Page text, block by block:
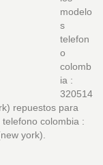
modelo
s
telefon
o
colomb
ia :
320514
repuestos para
colombia :
york).